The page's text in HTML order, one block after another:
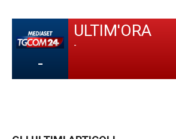
-
ULTIM'ORA
-